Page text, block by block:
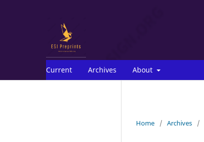
Current Archives About
Home / Archives /